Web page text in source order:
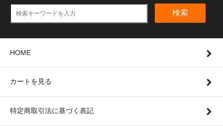
検索
HOME
カートを見る
特定商取引法に基づく表記